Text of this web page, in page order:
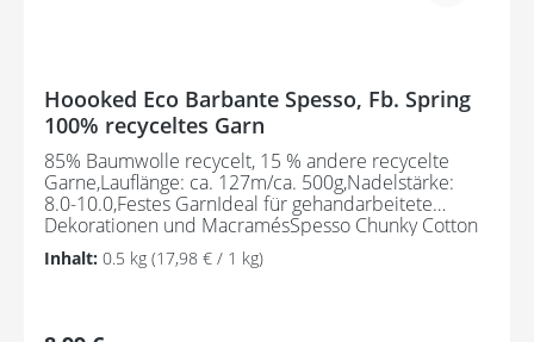
Hoooked Eco Barbante Spesso, Fb. Spring
100% recyceltes Garn
85% Baumwolle recycelt, 15 % andere recycelte
Garne,Lauflänge: ca. 127m/ca. 500g,Nadelstärke:
8.0-10.0,Festes GarnIdeal für gehandarbeitete
Dekorationen und MacramésSpesso Chunky Cotton
wird aus Textilabfällen hergestellt und ist daher ein
umweltfreundliches Garn. Der Herstellungsprozess
127m/ca. 500g,Nadelstärke: 8.0-10.0Festes Garn,
Inhalt: 0.5 kg (17,98 € / 1 kg)